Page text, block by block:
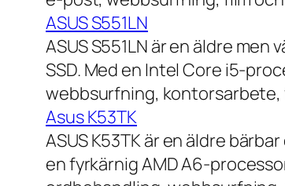
ASUS S551LN
ASUS S551LN är en äldre
SSD. Med en Intel Core i5-
webbsurfning, kontorsarbete,
Asus K53TK
ASUS K53TK är en äldre
en fyrkärnig AMD A6-